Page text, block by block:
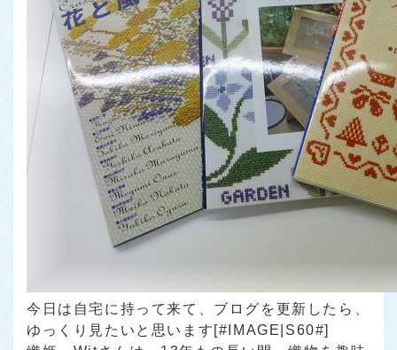
今日は自宅に持って来て、ブログを更新したら、
ゆっくり見たいと思います[#IMAGE|S60#]